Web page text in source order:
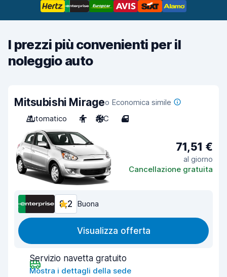
I prezzi più convenienti per il
noleggio auto
Mitsubishi Mirageo Economica simile
Automatico
4 A/C 4
71,51 €
al giorno
Cancellazione gratuita
8,2 Buona
Visualizza offerta
Servizio navetta gratuito
Mostra i dettagli della sede